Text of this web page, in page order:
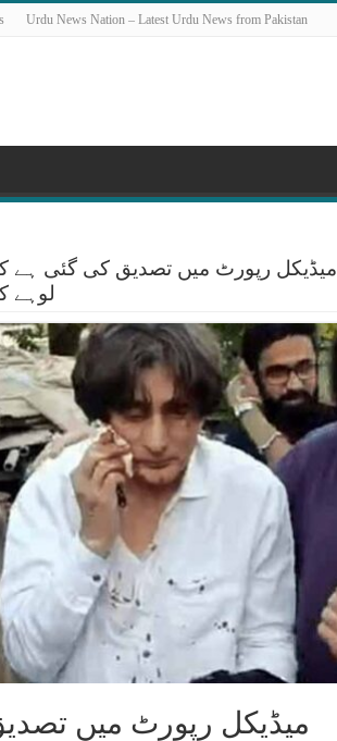
Urdu News Nation – Latest Urdu News from Pakistan
میڈیکل رپورٹ میں تصدیق کی گئی
لوہے
میڈیکل رپورٹ میں